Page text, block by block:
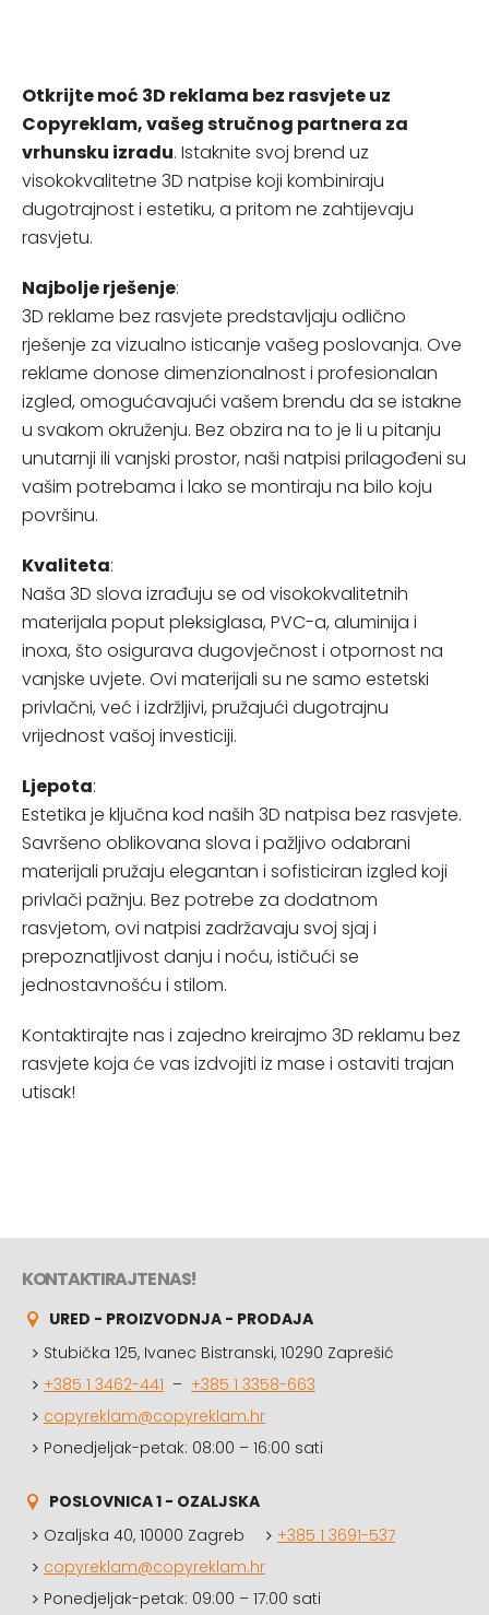
Otkrijte moć 3D reklama bez rasvjete uz
Copyreklam, vašeg stručnog partnera za
vrhunsku izradu. Istaknite svoj brend uz
visokokvalitetne 3D natpise koji kombiniraju
dugotrajnost i estetiku, a pritom ne zahtijevaju
rasvjetu.
Najbolje rješenje:
3D reklame bez rasvjete predstavljaju odlično
rješenje za vizualno isticanje vašeg poslovanja. Ove
reklame donose dimenzionalnost i profesionalan
izgled, omogućavajući vašem brendu da se istakne
u svakom okruženju. Bez obzira na to je li u pitanju
unutarnji ili vanjski prostor, naši natpisi prilagođeni su
vašim potrebama i lako se montiraju na bilo koju
površinu.
Kvaliteta:
Naša 3D slova izrađuju se od visokokvalitetnih
materijala poput pleksiglasa, PVC-a, aluminija i
inoxa, što osigurava dugovječnost i otpornost na
vanjske uvjete. Ovi materijali su ne samo estetski
privlačni, već i izdržljivi, pružajući dugotrajnu
vrijednost vašoj investiciji.
Ljepota:
Estetika je ključna kod naših 3D natpisa bez rasvjete.
Savršeno oblikovana slova i pažljivo odabrani
materijali pružaju elegantan i sofisticiran izgled koji
privlači pažnju. Bez potrebe za dodatnom
rasvjetom, ovi natpisi zadržavaju svoj sjaj i
prepoznatljivost danju i noću, ističući se
jednostavnošću i stilom.
Kontaktirajte nas i zajedno kreirajmo 3D reklamu bez
rasvjete koja će vas izdvojiti iz mase i ostaviti trajan
utisak!
KONTAKTIRAJTE NAS!
URED - PROIZVODNJA - PRODAJA
Stubička 125, Ivanec Bistranski, 10290 Zaprešić
+385 1 3462-441 – +385 1 3358-663
copyreklam@copyreklam.hr
Ponedjeljak-petak: 08:00 – 16:00 sati
POSLOVNICA 1 - OZALJSKA
Ozaljska 40, 10000 Zagreb
+385 1 3691-537
copyreklam@copyreklam.hr
Ponedjeljak-petak: 09:00 – 17:00 sati